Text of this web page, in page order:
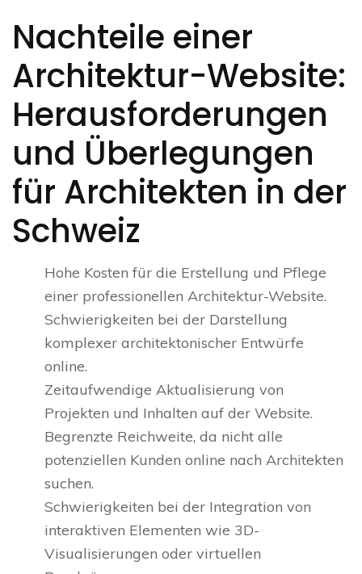
Nachteile einer
Architektur-Website:
Herausforderungen
und Überlegungen
für Architekten in der
Schweiz
Hohe Kosten für die Erstellung und Pflege
einer professionellen Architektur-Website.
Schwierigkeiten bei der Darstellung
komplexer architektonischer Entwürfe
online.
Zeitaufwendige Aktualisierung von
Projekten und Inhalten auf der Website.
Begrenzte Reichweite, da nicht alle
potenziellen Kunden online nach Architekten
suchen.
Schwierigkeiten bei der Integration von
interaktiven Elementen wie 3D-
Visualisierungen oder virtuellen